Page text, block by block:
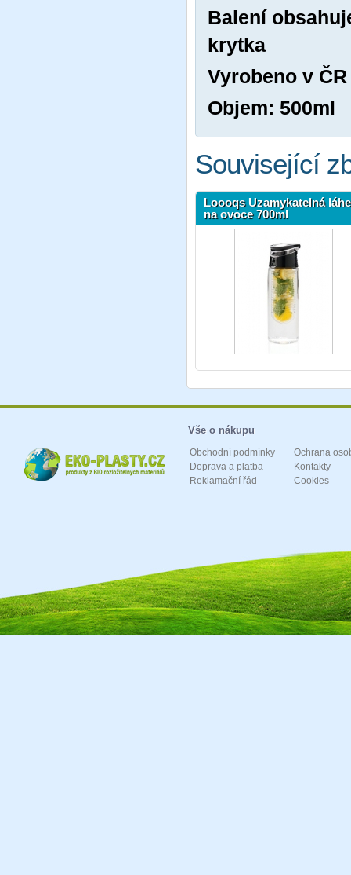
Balení
krytka
Vyrobeno v
Objem: 500ml
Související
Loooqs Uzamykatelná
na ovoce 700ml
Vše o nákupu
Obchodní podmínky
Doprava a platba
Reklamační řád
Ochrana
Kontakty
Cookies